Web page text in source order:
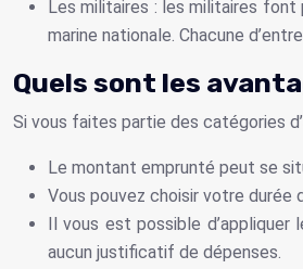
Les militaires : les militaires font
marine nationale. Chacune
Quels sont les
Si vous faites partie des catégories
Le montant emprunté peut se
Vous pouvez choisir votre durée
Il vous est possible d’appliquer
aucun justificatif de dépenses.